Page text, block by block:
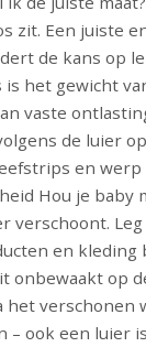
zit. Een juiste
de kans op
het gewicht
vaste
de luier
en
Hou je baby
verschoont.
en kleding
onbewaakt op
verschonen
– ook een luier